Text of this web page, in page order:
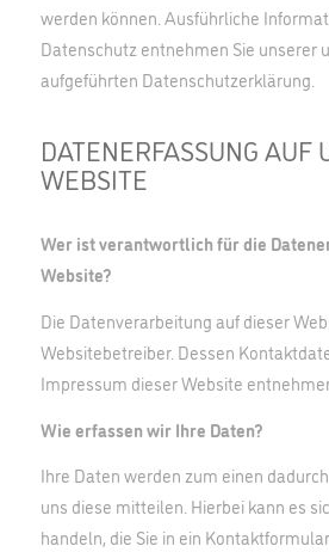
werden können. Ausführliche
Datenschutz entnehmen Sie unserer
aufgeführten Datenschutzerklärung.
DATENERFASSUNG AUF
WEBSITE
Wer ist verantwortlich für die
Website?
Die Datenverarbeitung auf dieser
Websitebetreiber. Dessen
Impressum dieser Website
Wie erfassen wir Ihre Daten?
Ihre Daten werden zum einen
uns diese mitteilen. Hierbei kann es
handeln, die Sie in ein